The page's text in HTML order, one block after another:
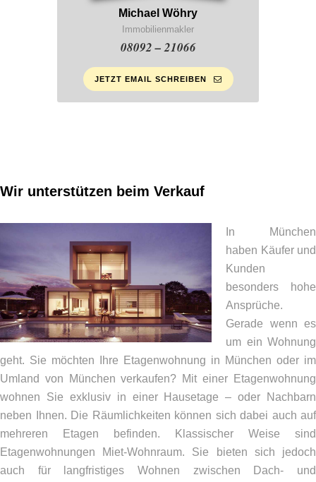
Michael Wöhry
Immobilienmakler
08092 – 21066
JETZT EMAIL SCHREIBEN
Wir unterstützen beim Verkauf
In München
haben Käufer und
Kunden
besonders hohe
Ansprüche.
Gerade wenn es
um ein Wohnung
geht. Sie möchten Ihre Etagenwohnung in München oder im
Umland von München verkaufen? Mit einer Etagenwohnung
wohnen Sie exklusiv in einer Hausetage – oder Nachbarn
neben Ihnen. Die Räumlichkeiten können sich dabei auch auf
mehreren Etagen befinden. Klassischer Weise sind
Etagenwohnungen Miet-Wohnraum. Sie bieten sich jedoch
auch für langfristiges Wohnen zwischen Dach- und